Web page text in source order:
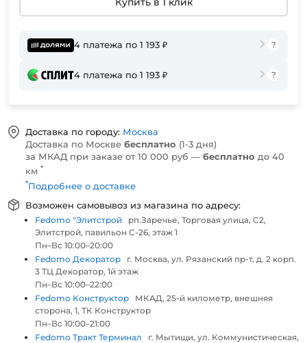
4 платежа по 1 193 ₽
4 платежа по 1 193 ₽
Доставка по городу: Москва
Доставка по Москве бесплатно (1-3 дня)
за МКАД при заказе от 10 000 руб — бесплатно до 40
км *
*Подробнее о доставке
Возможен самовывоз из магазина по адресу:
Fedomo "Элитстрой
рп.Заречье, Торговая улица, С2,
Элитстрой, павильон С-26, этаж 1
Пн–Вс 10:00–20:00
Fedomo Декоратор
г. Москва, ул. Рязанский пр-т, д. 2 корп.
3 ТЦ Декоратор, 1й этаж
Пн–Вс 10:00–22:00
Fedomo Конструктор
МКАД, 25-й километр, внешняя
сторона, 1, ТК Конструктор
Пн–Вс 10:00–21:00
Fedomo Тракт Терминал
г. Мытищи, ул. Коммунистическая,